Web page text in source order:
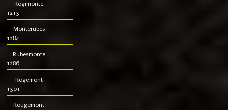
Rogimonte
1213
Monterubes
1284
Rubesmonte
1286
Rogemont
1301
Rougemont